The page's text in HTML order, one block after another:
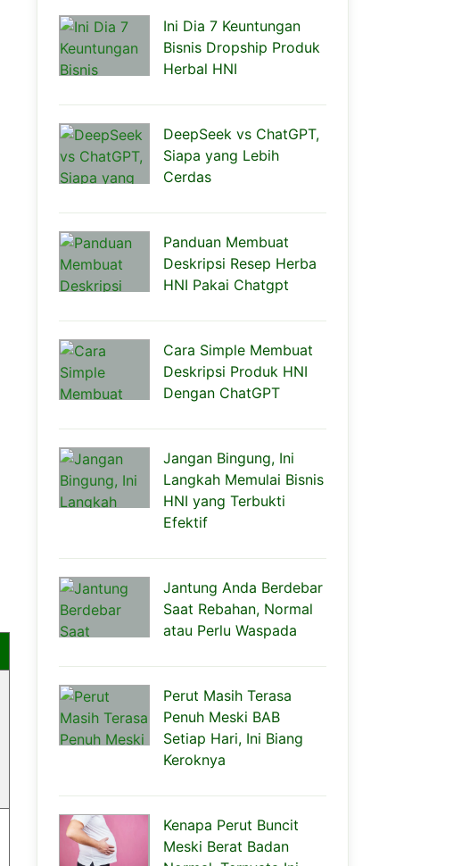
Ini Dia 7 Keuntungan
Bisnis Dropship Produk
Herbal HNI
DeepSeek vs ChatGPT,
Siapa yang Lebih
Cerdas
Panduan Membuat
Deskripsi Resep Herba
HNI Pakai Chatgpt
Cara Simple Membuat
Deskripsi Produk HNI
Dengan ChatGPT
Jangan Bingung, Ini
Langkah Memulai Bisnis
HNI yang Terbukti
Efektif
Jantung Anda Berdebar
Saat Rebahan, Normal
atau Perlu Waspada
Perut Masih Terasa
Penuh Meski BAB
Setiap Hari, Ini Biang
Keroknya
Kenapa Perut Buncit
Meski Berat Badan